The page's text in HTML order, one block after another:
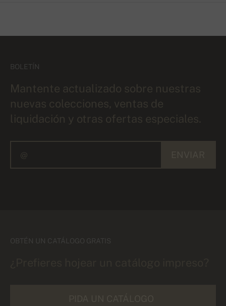
BOLETÍN
Mantente actualizado sobre nuestras
nuevas colecciones, ventas de
liquidación y otras ofertas especiales.
OBTÉN UN CATÁLOGO GRATIS